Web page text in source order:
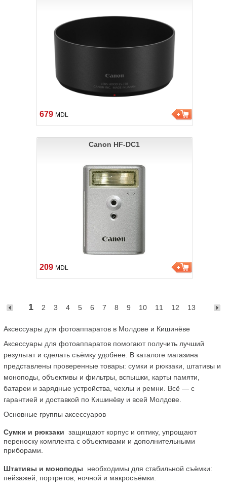
679 MDL
Canon HF-DC1
209 MDL
1 2 3 4 5 6 7 8 9 10 11 12 13
Аксессуары для фотоаппаратов в Молдове и Кишинёве
Аксессуары для фотоаппаратов помогают получить лучший
результат и сделать съёмку удобнее. В каталоге магазина
представлены проверенные товары: сумки и рюкзаки, штативы и
моноподы, объективы и фильтры, вспышки, карты памяти,
батареи и зарядные устройства, чехлы и ремни. Всё — с
гарантией и доставкой по Кишинёву и всей Молдове.
Основные группы аксессуаров
Сумки и рюкзаки
  защищают корпус и оптику, упрощают
переноску комплекта с объективами и дополнительными
приборами.
Штативы и моноподы
  необходимы для стабильной съёмки:
пейзажей, портретов, ночной и макросъёмки.